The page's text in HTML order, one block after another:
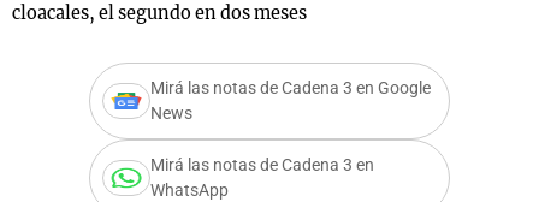
cloacales, el segundo en dos meses
Mirá las notas de Cadena 3 en Google
News
Mirá las notas de Cadena 3 en
WhatsApp